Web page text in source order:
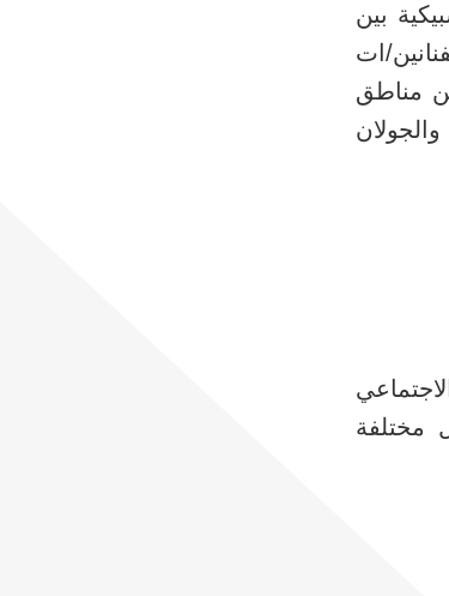
بين
ات
مناطق
جغرافية متنوعة من جميع أنحاء فلسطين، بما فيها الأراضي المحتلة عام 1948 والجولان
مختلفة